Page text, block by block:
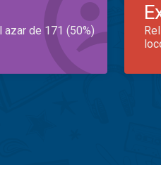
azar de 171 (50%)